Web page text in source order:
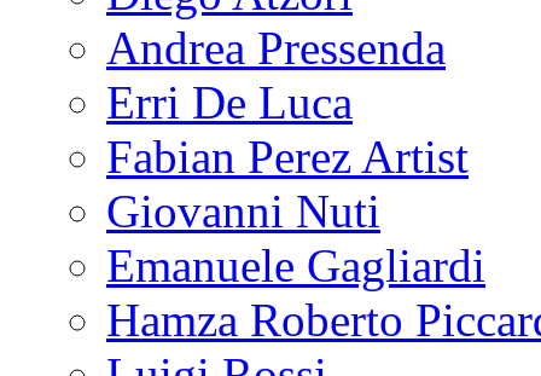
Andrea Pressenda
Erri De Luca
Fabian Perez Artist
Giovanni Nuti
Emanuele Gagliardi
Hamza Roberto